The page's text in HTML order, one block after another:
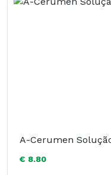
A-Cerumen
€ 8.80